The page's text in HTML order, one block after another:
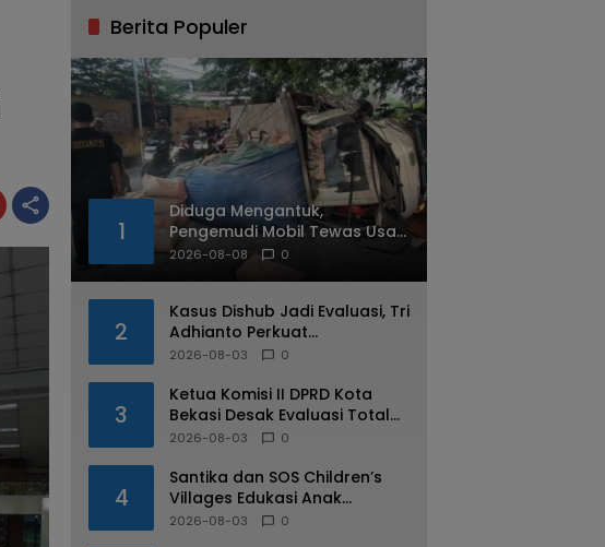
Berita Populer
1
Diduga Mengantuk,
Pengemudi Mobil Tewas Usai
Tabrak Pohon di Jatiasih
2026-08-08 0
2
Kasus Dishub Jadi Evaluasi, Tri
Adhianto Perkuat
Pengawasan Aparatur
2026-08-03 0
3
Ketua Komisi II DPRD Kota
Bekasi Desak Evaluasi Total
Usai Dugaan Pungli Oknum
2026-08-03 0
4
Santika dan SOS Children’s
Villages Edukasi Anak
Mengenal Industri Perhotelan
2026-08-03 0